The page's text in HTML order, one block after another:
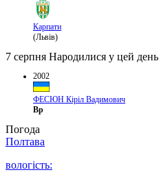
Карпати
(Львів)
7 серпня Народилися у цей день
2002
ФЕСЮН Кіріл Вадимович
Вр
Погода
Полтава
вологість: